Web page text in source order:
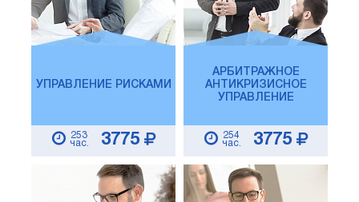
УПРАВЛЕНИЕ РИСКАМИ
253
час.
3775
АРБИТРАЖНОЕ
АНТИКРИЗИСНОЕ
УПРАВЛЕНИЕ
254
час.
3775